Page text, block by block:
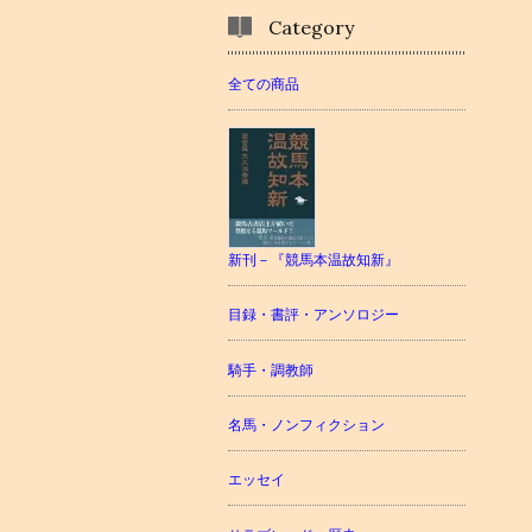
Category
全ての商品
新刊－『競馬本温故知新』
目録・書評・アンソロジー
騎手・調教師
名馬・ノンフィクション
エッセイ